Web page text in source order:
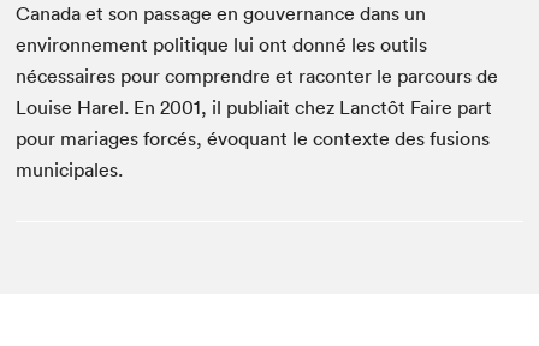
Canada et son passage en gouvernance dans un
environnement politique lui ont donné les outils
nécessaires pour comprendre et raconter le parcours de
Louise Harel. En 2001, il publiait chez Lanctôt Faire part
pour mariages forcés, évoquant le contexte des fusions
municipales.